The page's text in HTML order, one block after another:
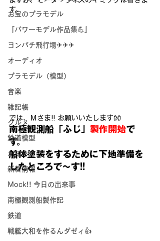
お宝のプラモデル
『パワーモデル作品集💪』
ヨンパチ飛行場✈✈✈
オーディオ
プラモデル（模型）
音楽
雑記帳
グルメ
鉄道模型
お知らせ
新着情報
Mock!! 今日の出来事
南極観測船製作記
鉄道
戦艦大和を作るんダゼィ👍
す。
では、Ｍさま!! お願いいたします👐
南極観測船「ふじ」 製作開始で
す。
船体塗装をするために下地準備を
したところで～す!!